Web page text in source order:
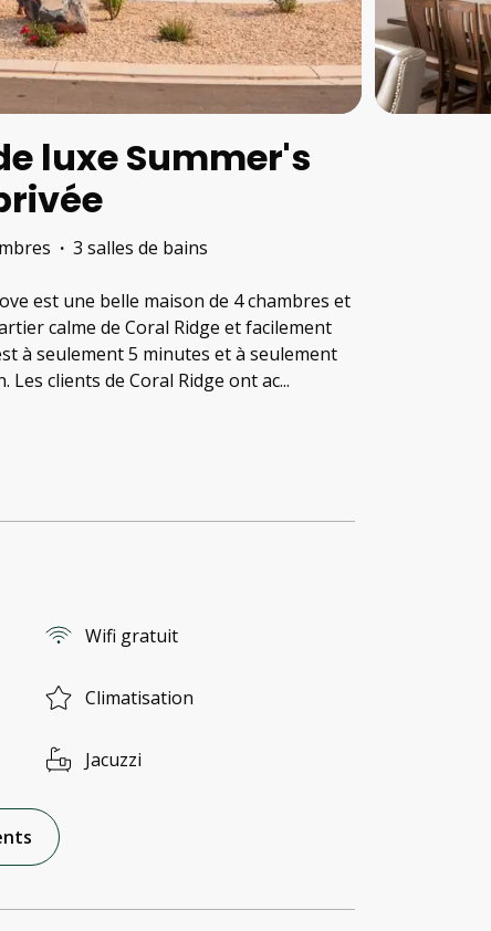
luxe Summer's
· 3 salles de bains
est une belle maison de 4 chambres et
calme de Coral Ridge et facilement
à seulement 5 minutes et à seulement
Les clients de Coral Ridge ont ac...
Wifi gratuit
Climatisation
Jacuzzi